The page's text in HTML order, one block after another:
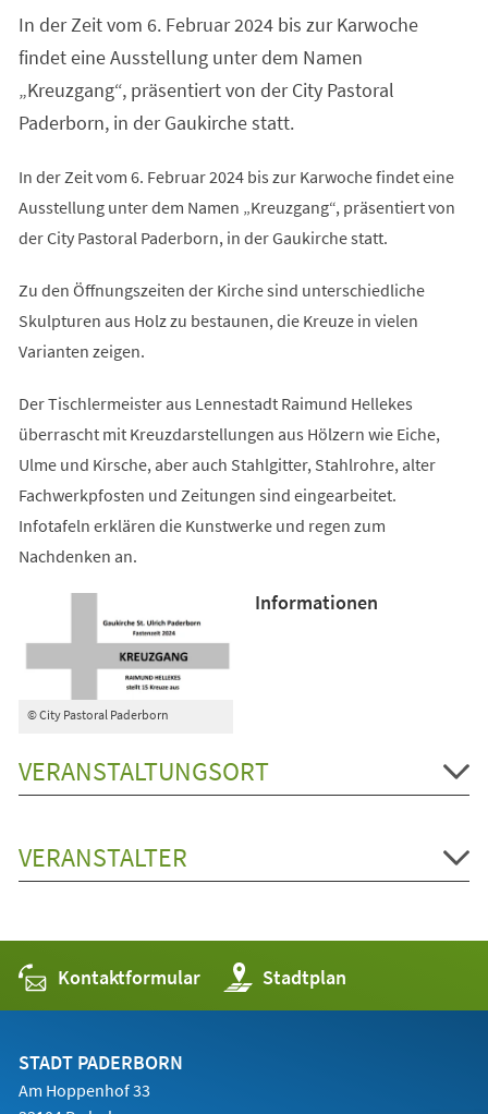
In der Zeit vom 6. Februar 2024 bis zur Karwoche
findet eine Ausstellung unter dem Namen
„Kreuzgang“, präsentiert von der City Pastoral
Paderborn, in der Gaukirche statt.
In der Zeit vom 6. Februar 2024 bis zur Karwoche findet eine
Ausstellung unter dem Namen „Kreuzgang“, präsentiert von
der City Pastoral Paderborn, in der Gaukirche statt.
Zu den Öffnungszeiten der Kirche sind unterschiedliche
Skulpturen aus Holz zu bestaunen, die Kreuze in vielen
Varianten zeigen.
Der Tischlermeister aus Lennestadt Raimund Hellekes
überrascht mit Kreuzdarstellungen aus Hölzern wie Eiche,
Ulme und Kirsche, aber auch Stahlgitter, Stahlrohre, alter
Fachwerkpfosten und Zeitungen sind eingearbeitet.
Infotafeln erklären die Kunstwerke und regen zum
Nachdenken an.
© City Pastoral Paderborn
Informationen
VERANSTALTUNGSORT
VERANSTALTER
Kontaktformular Stadtplan
(Öffnet
in
einem
STADT PADERBORN
Am Hoppenhof 33